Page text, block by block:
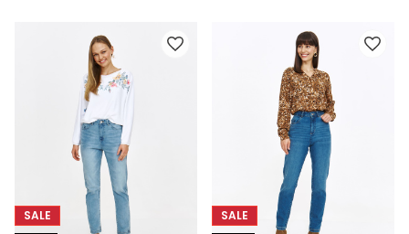
SALE
SALE